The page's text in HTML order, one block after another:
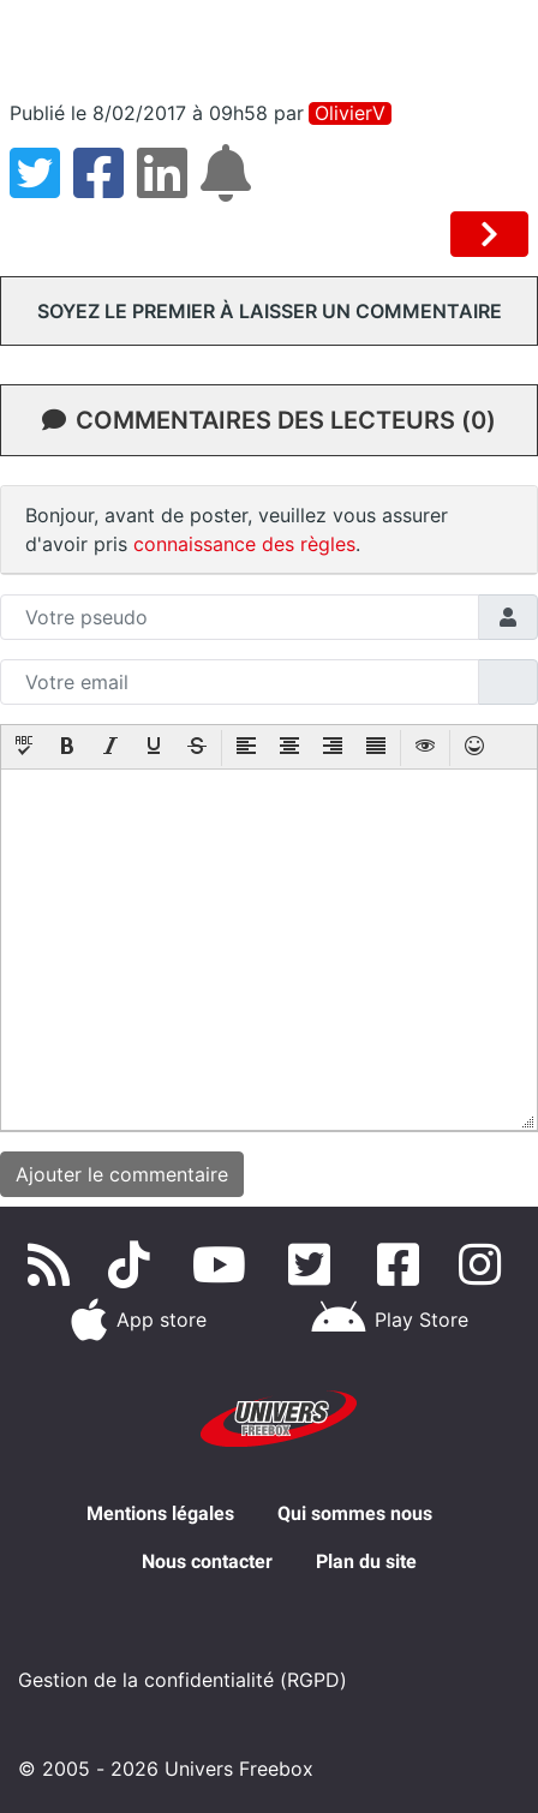
Publié le 8/02/2017 à 09h58 par OlivierV
SOYEZ LE PREMIER À LAISSER UN COMMENTAIRE
COMMENTAIRES DES LECTEURS (0)
Bonjour, avant de poster, veuillez vous assurer
d'avoir pris connaissance des règles.
App store Play Store
Mentions légales Qui sommes nous
Nous contacter Plan du site
Gestion de la confidentialité (RGPD)
© 2005 - 2026 Univers Freebox